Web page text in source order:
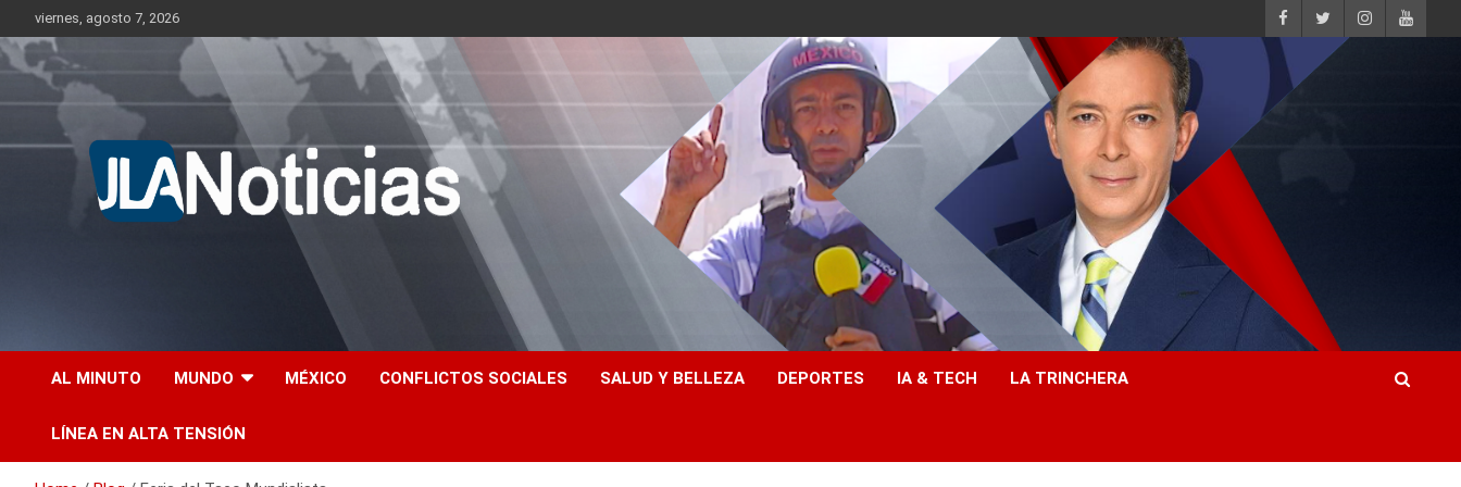
to
content
viernes, agosto 7, 2026
Jlanoticias
AL MINUTO MUNDO MÉXICO CONFLICTOS SOCIALES SALUD Y BELLEZA DEPORTES IA & TECH LA TRINCHERA
LÍNEA EN ALTA TENSIÓN